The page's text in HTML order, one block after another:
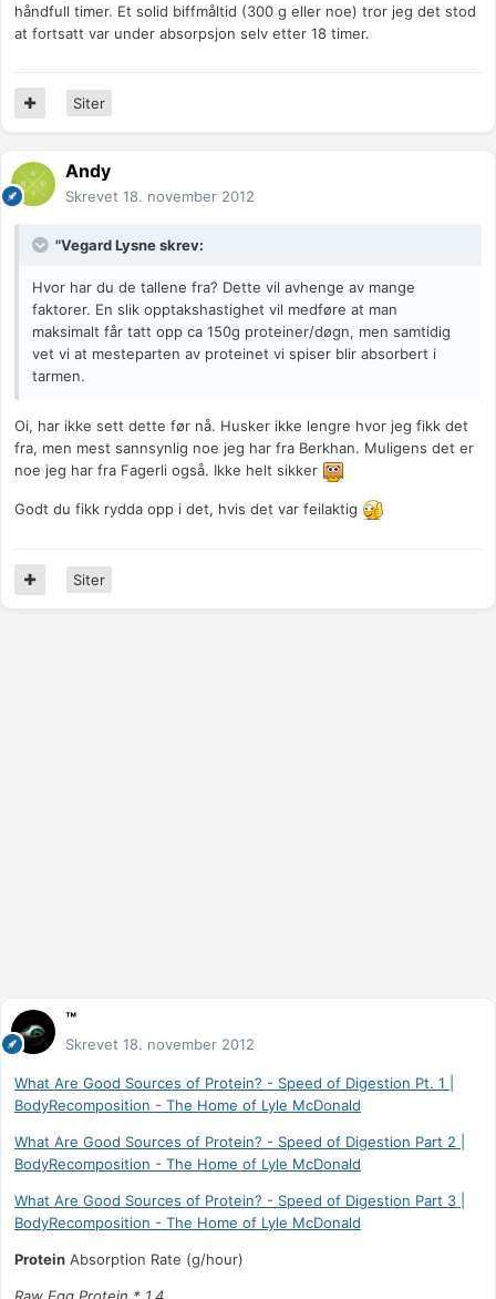
håndfull timer. Et solid biffmåltid (300 g eller noe) tror jeg det stod
at fortsatt var under absorpsjon selv etter 18 timer.
Siter
Andy
Skrevet 18. november 2012
"Vegard Lysne skrev:
Hvor har du de tallene fra? Dette vil avhenge av mange
faktorer. En slik opptakshastighet vil medføre at man
maksimalt får tatt opp ca 150g proteiner/døgn, men samtidig
vet vi at mesteparten av proteinet vi spiser blir absorbert i
tarmen.
Oi, har ikke sett dette før nå. Husker ikke lengre hvor jeg fikk det
fra, men mest sannsynlig noe jeg har fra Berkhan. Muligens det er
noe jeg har fra Fagerli også. Ikke helt sikker
Godt du fikk rydda opp i det, hvis det var feilaktig
Siter
™
Skrevet 18. november 2012
What Are Good Sources of Protein? - Speed of Digestion Pt. 1 |
BodyRecomposition - The Home of Lyle McDonald
What Are Good Sources of Protein? - Speed of Digestion Part 2 |
BodyRecomposition - The Home of Lyle McDonald
What Are Good Sources of Protein? - Speed of Digestion Part 3 |
BodyRecomposition - The Home of Lyle McDonald
Protein Absorption Rate (g/hour)